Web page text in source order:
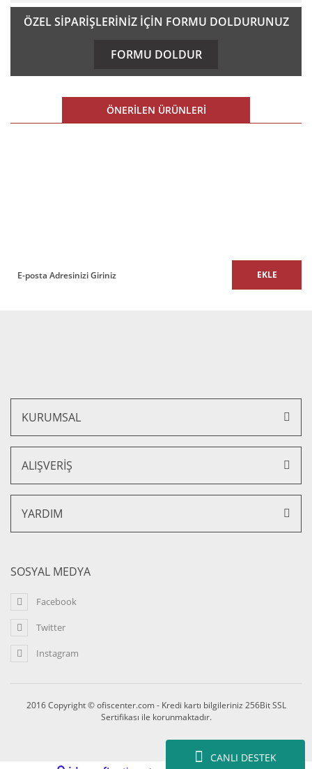
CANLI DESTEK
Bu ürünün fiyat bilgisi, resim, ürün açıklamalarında ve diğer
konularda yetersiz gördüğünüz noktaları öneri formunu
kullanarak tarafımıza iletebilirsiniz.
Ürün resmi kalitesiz, bozuk veya görüntülenemiyor.
Ürün açıklamasında eksik bilgiler bulunuyor.
ÖZEL SİPARİŞLERİNİZ İÇİN FORMU DOLDURUNUZ
FORMU DOLDUR
ÖNERİLEN ÜRÜNLERİ
11.577,00 TL + KDV
%15 İNDİRİM
EKLE
KURUMSAL
ALIŞVERİŞ
YARDIM
SOSYAL MEDYA
Facebook
Twitter
Instagram
2016 Copyright © ofiscenter.com - Kredi kartı bilgileriniz 256Bit SSL
Sertifikası ile korunmaktadır.